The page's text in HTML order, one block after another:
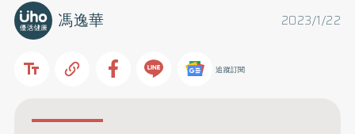
2023/1/22
馮逸華
追蹤訂閱